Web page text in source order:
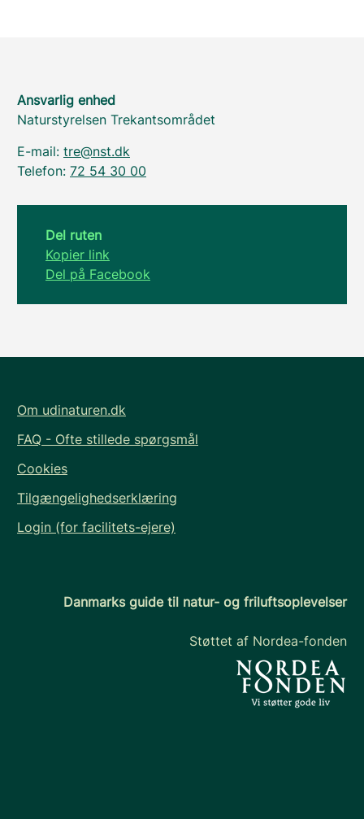
Ansvarlig enhed
Naturstyrelsen Trekantsområdet
E-mail: tre@nst.dk
Telefon: 72 54 30 00
Del ruten
Kopier link
Del på Facebook
Om udinaturen.dk
FAQ - Ofte stillede spørgsmål
Cookies
Tilgængelighedserklæring
Login (for facilitets-ejere)
Danmarks guide til natur- og friluftsoplevelser
Støttet af Nordea-fonden